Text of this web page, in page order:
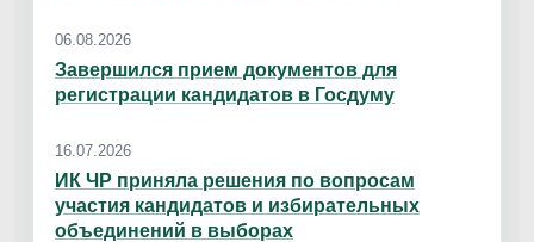
06.08.2026
Завершился прием документов для
регистрации кандидатов в Госдуму
16.07.2026
ИК ЧР приняла решения по вопросам
участия кандидатов и избирательных
объединений в выборах